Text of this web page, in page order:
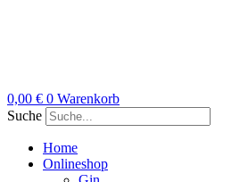
0,00 € 0 Warenkorb
Suche
Home
Onlineshop